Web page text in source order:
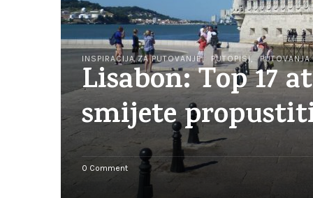
INSPIRACIJA ZA PUTOVANJE PUTOPISI
Lisabon: Top 17
smijete
0 Commento